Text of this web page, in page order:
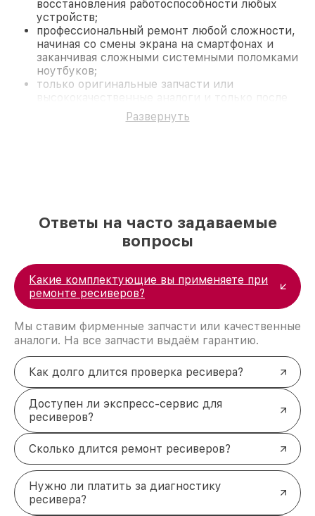
восстановления работоспособности любых
устройств;
профессиональный ремонт любой сложности,
начиная со смены экрана на смартфонах и
заканчивая сложными системными поломками
ноутбуков;
только оригинальные запчасти или
согласования с клиентом.
На все работы и замененные комплектующие
лучшие специалисты с многолетним опытом и
безупречной репутацией;
современное оборудование и
лицензированное ПО в ремонтно-
диагностических мастерских;
собственный склад комплектующих, что
позволяет сократить сроки
услуги курьера для владельцев
крупногабаритной техники, которые
обеспечат доставку устройств в сервис в
полной сохранности и бесплатно.
За годы своей деятельности мы получали только
положительные отзывы и обрели отличную
репутацию. Мы постоянно совершенствуемся и
стараемся каждый день делать наш сервис еще
лучше!
Развернуть
Ответы на часто задаваемые
вопросы
Какие комплектующие вы применяете при
ремонте ресиверов?
Мы ставим фирменные запчасти или качественные
аналоги. На все запчасти выдаём гарантию.
Как долго длится проверка ресивера?
Доступен ли экспресс-сервис для
ресиверов?
Сколько длится ремонт ресиверов?
Нужно ли платить за диагностику
ресивера?